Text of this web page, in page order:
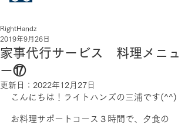
家事代行サービス 料理メニュ
ー⑰
RightHandz
2019年9月26日
更新日： 2022年12月27日
こんにちは！ライトハンズの三浦です(^^)
お料理サポートコース３時間で、夕食の